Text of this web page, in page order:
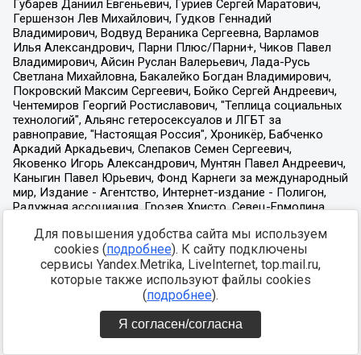
Для повышения удобства сайта мы используем
cookies (подробнее). К сайту подключены
сервисы Yandex.Metrika, LiveInternet, top.mail.ru,
которые также используют файлы cookies
(подробнее).
Я согласен/согласна